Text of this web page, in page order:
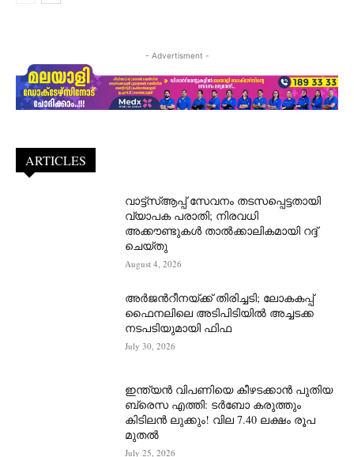
- Advertisment -
ARTICLES
വാട്ട്‌സ്ആപ്പ് സേവനം തടസപ്പെട്ടതായി
വ്യാപക പരാതി; നിരവധി
അക്കൗണ്ടുകൾ താൽക്കാലികമായി റദ്ദ്
ചെയ്തു
August 4, 2026
അർജന്‍റീനയ്ക്ക് തിരിച്ചടി; ലോകകപ്പ്
ഫൈനലിലെ അടിപിടിയിൽ അച്ചടക്ക
നടപടിയുമായി ഫിഫ
July 30, 2026
ഇന്ത്യൻ വിപണിയെ കീഴടക്കാന്‍ പുതിയ
ബ്രെസ എത്തി: ടർബോ കരുത്തും
കിടിലൻ ലുക്കും! വില 7.40 ലക്ഷം രൂപ
മുതൽ
July 25, 2026